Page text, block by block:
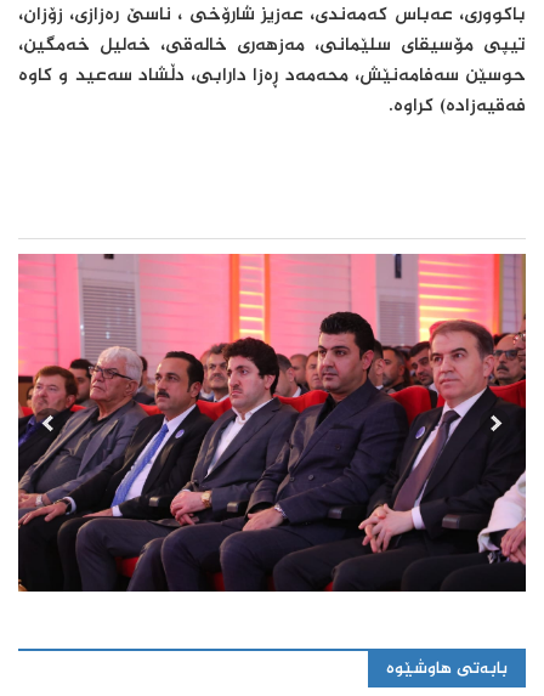
باکووری، عه‌باس که‌مه‌ندی، عه‌زیز شارۆخى ، ناسێ‌ ره‌زازی، زۆزان،
تیپى مۆسیقاى سلێمانی، مه‌زهه‌رى خاله‌قی، خه‌لیل خه‌مگین،
حوسێن سه‌فامه‌نێش، محه‌مه‌د ڕه‌زا دارابی، دڵشاد سه‌عید و کاوه‌
فه‌قیه‌زاده‌) کراوه‌.
بابەتی هاوشێوە